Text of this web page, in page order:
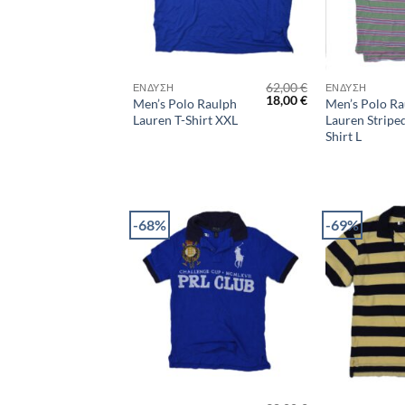
+
ΈΝΔΥΣΗ
Men’s Polo Raulph
Lauren T-Shirt XXL
62,00€
Original
price
18,00€Η
τρέχουσα
τιμή
είναι:
ΈΝΔΥΣΗ
Men’s Polo
Lauren
Shirt L
-68% -69%
+